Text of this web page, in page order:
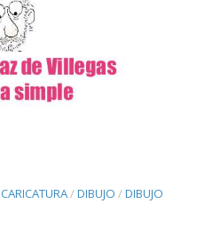
CARICATURA/DIBUJO /DIBUJO